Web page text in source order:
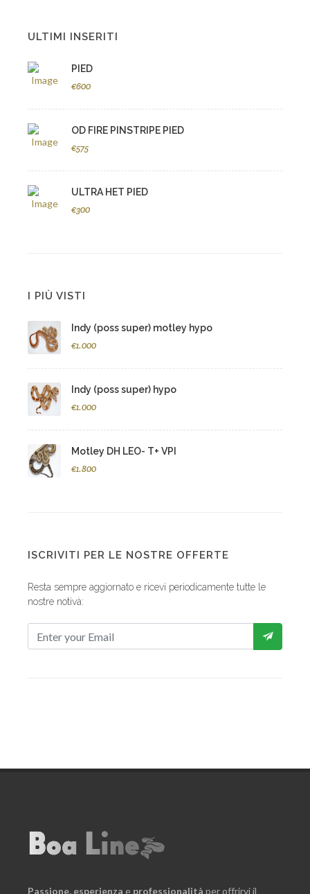
ULTIMI INSERITI
PIED
€600
OD FIRE PINSTRIPE PIED
€575
ULTRA HET PIED
€300
I PIÙ VISTI
Indy (poss super) motley hypo
€1.000
Indy (poss super) hypo
€1.000
Motley DH LEO- T+ VPI
€1.800
ISCRIVITI PER LE NOSTRE OFFERTE
Resta sempre aggiornato e ricevi periodicamente tutte le
nostre notivà:
Passione, esperienza e professionalità per offrirvi il